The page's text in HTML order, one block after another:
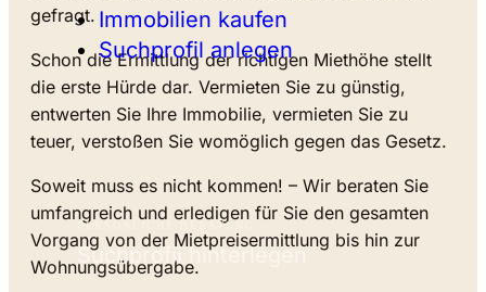
Immobilien kaufen
Suchprofil anlegen
PERSÖNLICHE BERATUNG
Suchprofil hinterlegen
gefragt.
Schon die Ermittlung der richtigen Miethöhe stellt
die erste Hürde dar. Vermieten Sie zu günstig,
entwerten Sie Ihre Immobilie, vermieten Sie zu
teuer, verstoßen Sie womöglich gegen das Gesetz.
Soweit muss es nicht kommen! – Wir beraten Sie
umfangreich und erledigen für Sie den gesamten
Vorgang von der Mietpreisermittlung bis hin zur
Wohnungsübergabe.